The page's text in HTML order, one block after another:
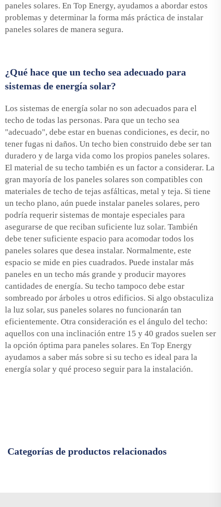
paneles solares. En Top Energy, ayudamos a abordar estos
problemas y determinar la forma más práctica de instalar
paneles solares de manera segura.
¿Qué hace que un techo sea adecuado para
sistemas de energía solar?
Los sistemas de energía solar no son adecuados para el
techo de todas las personas. Para que un techo sea
"adecuado", debe estar en buenas condiciones, es decir, no
tener fugas ni daños. Un techo bien construido debe ser tan
duradero y de larga vida como los propios paneles solares.
El material de su techo también es un factor a considerar. La
gran mayoría de los paneles solares son compatibles con
materiales de techo de tejas asfálticas, metal y teja. Si tiene
un techo plano, aún puede instalar paneles solares, pero
podría requerir sistemas de montaje especiales para
asegurarse de que reciban suficiente luz solar. También
debe tener suficiente espacio para acomodar todos los
paneles solares que desea instalar. Normalmente, este
espacio se mide en pies cuadrados. Puede instalar más
paneles en un techo más grande y producir mayores
cantidades de energía. Su techo tampoco debe estar
sombreado por árboles u otros edificios. Si algo obstaculiza
la luz solar, sus paneles solares no funcionarán tan
eficientemente. Otra consideración es el ángulo del techo:
aquellos con una inclinación entre 15 y 40 grados suelen ser
la opción óptima para paneles solares. En Top Energy
ayudamos a saber más sobre si su techo es ideal para la
energía solar y qué proceso seguir para la instalación.
Categorías de productos relacionados